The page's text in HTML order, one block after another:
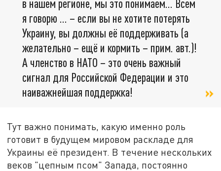
в нашем регионе, мы это понимаем… Всем
я говорю … – если вы не хотите потерять
Украину, вы должны её поддерживать (а
желательно – ещё и кормить – прим. авт.)!
А членство в НАТО – это очень важный
сигнал для Российской Федерации и это
наиважнейшая поддержка!
Тут важно понимать, какую именно роль
готовит в будущем мировом раскладе для
Украины её президент. В течение нескольких
веков "цепным псом" Запада, постоянно